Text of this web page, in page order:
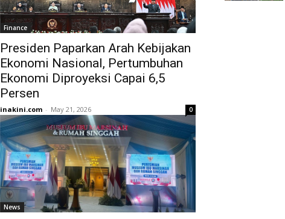
Finance
Presiden Paparkan Arah Kebijakan
Ekonomi Nasional, Pertumbuhan
Ekonomi Diproyeksi Capai 6,5
Persen
inakini.com - May 21, 2026 0
News